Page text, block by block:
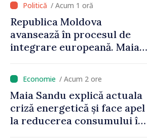
/ Acum 27 minute
Linia electrică de 330 kV
Bălți–Dnestrovsk, grav
avariată în urma
/ Acum 2 ore
Maia Sandu explică actuala
criză energetică și face apel
la reducerea consumului în